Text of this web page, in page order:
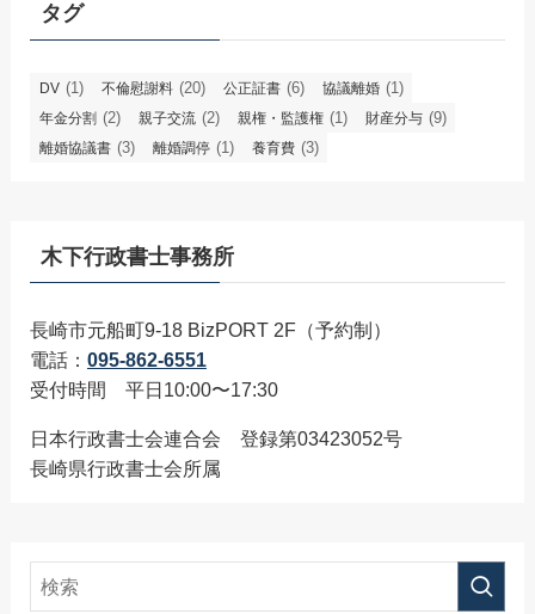
タグ
DV (1) 不倫慰謝料 (20) 公正証書 (6) 協議離婚 (1)
年金分割 (2) 親子交流 (2) 親権・監護権 (1) 財産分与 (9)
離婚協議書 (3) 離婚調停 (1) 養育費 (3)
木下行政書士事務所
長崎市元船町9-18 BizPORT 2F（予約制）
電話： 095-862-6551
受付時間 平日10:00〜17:30
日本行政書士会連合会 登録第03423052号
長崎県行政書士会所属